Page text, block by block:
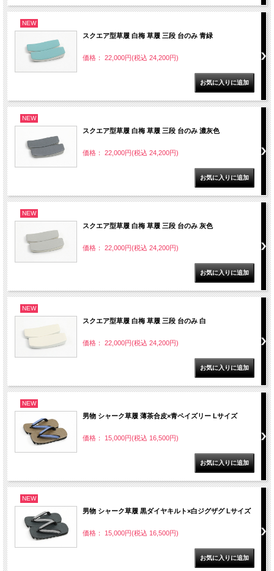
NEW
スクエア型草履 白梅 草履 三段 台のみ 青緑
価格： 22,000円(税込 24,200円)
NEW
スクエア型草履 白梅 草履 三段 台のみ 濃灰色
価格： 22,000円(税込 24,200円)
NEW
スクエア型草履 白梅 草履 三段 台のみ 灰色
価格： 22,000円(税込 24,200円)
NEW
スクエア型草履 白梅 草履 三段 台のみ 白
価格： 22,000円(税込 24,200円)
NEW
男物 シャーク草履 薄茶合皮×青ペイズリー Lサイズ
価格： 15,000円(税込 16,500円)
NEW
男物 シャーク草履 黒ダイヤキルト×白ジグザグ Lサイズ
価格： 15,000円(税込 16,500円)